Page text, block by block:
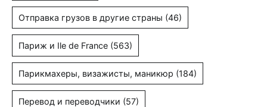
Отправка грузов в другие страны (46)
Париж и Ile de France (563)
Парикмахеры, визажисты, маникюр (184)
Перевод и переводчики (57)